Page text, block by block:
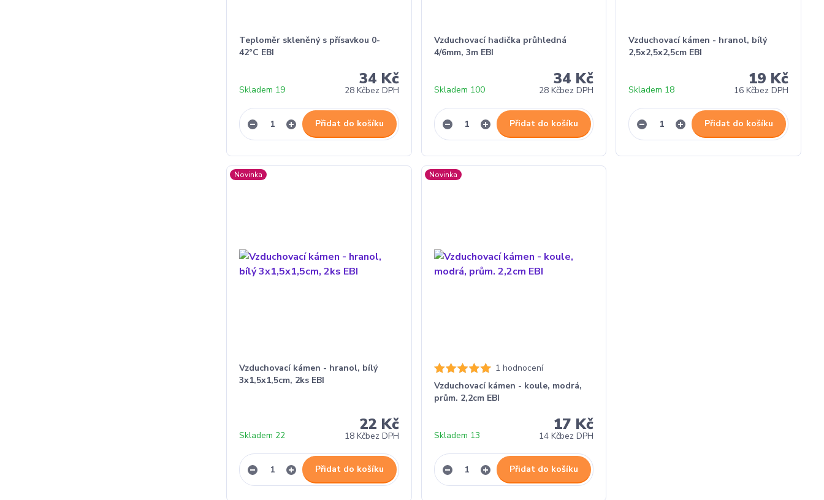
Teploměr skleněný s přísavkou 0-
42°C EBI
34 Kč
28 Kčbez DPH
Skladem 19
Přidat do košíku
Vzduchovací hadička průhledná
4/6mm, 3m EBI
34 Kč
28 Kčbez DPH
Skladem 100
Přidat do košíku
Vzduchovací kámen - hranol, bílý
2,5x2,5x2,5cm EBI
19 Kč
16 Kčbez DPH
Skladem 18
Přidat do košíku
Novinka
Vzduchovací kámen - hranol, bílý
3x1,5x1,5cm, 2ks EBI
22 Kč
18 Kčbez DPH
Skladem 22
Přidat do košíku
Novinka
1 hodnocení
Vzduchovací kámen - koule, modrá,
prům. 2,2cm EBI
17 Kč
14 Kčbez DPH
Skladem 13
Přidat do košíku